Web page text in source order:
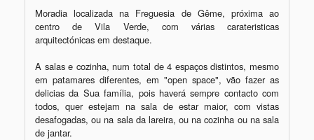
Moradia localizada na Freguesia de Gême, próxima ao
centro de Vila Verde, com várias carateristicas
arquitectónicas em destaque.
A salas e cozinha, num total de 4 espaços distintos, mesmo
em patamares diferentes, em "open space", vão fazer as
delicias da Sua família, pois haverá sempre contacto com
todos, quer estejam na sala de estar maior, com vistas
desafogadas, ou na sala da lareira, ou na cozinha ou na sala
de jantar.